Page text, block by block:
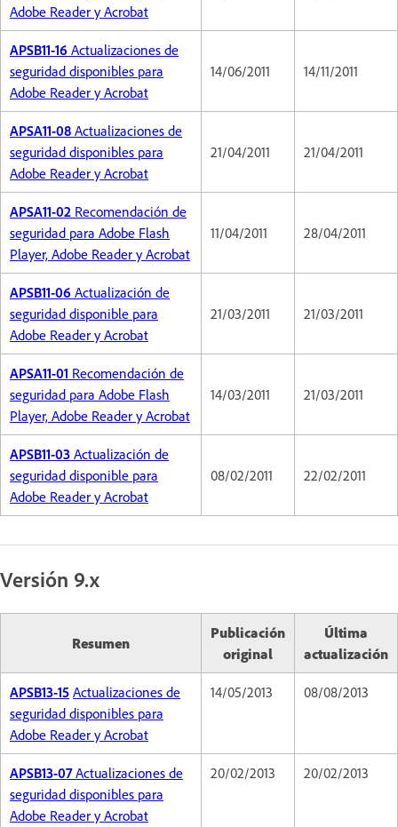
Adobe Reader y Acrobat
APSB11-16 Actualizaciones de
seguridad disponibles para
Adobe Reader y Acrobat
14/06/2011 14/11/2011
APSA11-08 Actualizaciones de
seguridad disponibles para
Adobe Reader y Acrobat
21/04/2011 21/04/2011
APSA11-02 Recomendación de
seguridad para Adobe Flash
Player, Adobe Reader y Acrobat
11/04/2011 28/04/2011
APSB11-06 Actualización de
seguridad disponible para
Adobe Reader y Acrobat
21/03/2011 21/03/2011
APSA11-01 Recomendación de
seguridad para Adobe Flash
Player, Adobe Reader y Acrobat
14/03/2011 21/03/2011
APSB11-03 Actualización de
seguridad disponible para
Adobe Reader y Acrobat
08/02/2011 22/02/2011
Versión 9.x
Resumen
Publicación
original
Última
actualización
APSB13-15 Actualizaciones de
seguridad disponibles para
Adobe Reader y Acrobat
14/05/2013 08/08/2013
APSB13-07Actualizaciones de
seguridad disponibles para
Adobe Reader y Acrobat
20/02/2013 20/02/2013